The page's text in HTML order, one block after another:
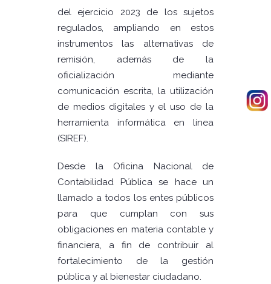
del ejercicio 2023 de los sujetos
regulados, ampliando en estos
instrumentos las alternativas de
remisión, además de la
oficialización mediante
comunicación escrita, la utilización
de medios digitales y el uso de la
herramienta informática en línea
(SIREF).
Desde la Oficina Nacional de
Contabilidad Pública se hace un
llamado a todos los entes públicos
para que cumplan con sus
obligaciones en materia contable y
financiera, a fin de contribuir al
fortalecimiento de la gestión
pública y al bienestar ciudadano.